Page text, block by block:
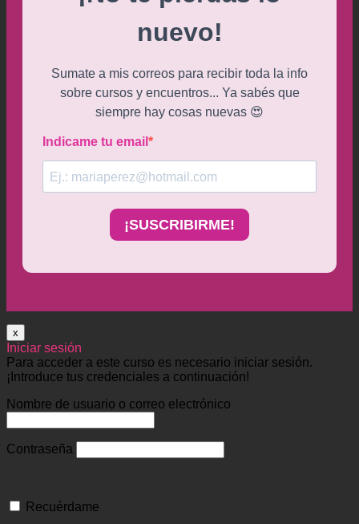
x
Iniciar sesión
Para acceder a este curso es necesario iniciar sesión.
¡Introduce tus credenciales a continuación!
Nombre de usuario o correo electrónico
Contraseña
Recuérdame